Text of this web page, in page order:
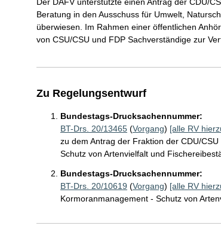
Beratung in den Ausschuss für Umwelt,
überwiesen. Im Rahmen einer öffentlichen
von CSU/CSU und FDP Sachverständige zur
Zu Regelungsentwurf
Bundestags-Drucksachennummer:
BT-Drs. 20/13465(Vorgang) [alle RV
zu dem Antrag der Fraktion der CDU/
Schutz von Artenvielfalt und
Bundestags-Drucksachennummer:
BT-Drs. 20/10619 (Vorgang) [alle RV
Kormoranmanagement - Schutz von